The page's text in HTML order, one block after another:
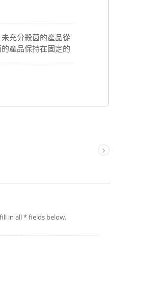
充分殺菌的產品從
產品保持在固定的